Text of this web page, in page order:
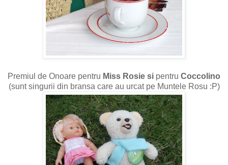
Premiul de Onoare pentru Miss Rosie si pentru Coccolino
(sunt singurii din bransa care au urcat pe Muntele Rosu :P)